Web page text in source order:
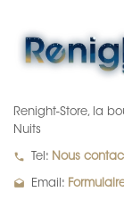
Renight-Store, la
Nuits
local_phone Tel: Nous
drafts Email: